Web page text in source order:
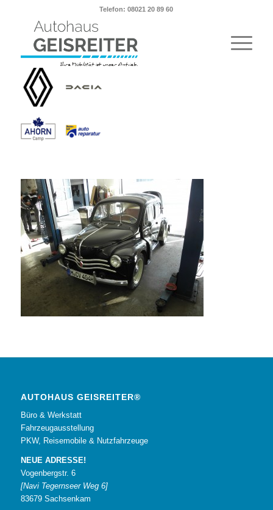
Telefon: 08021 20 89 60
AUTOHAUS GEISREITER®
Büro & Werkstatt
Fahrzeugausstellung
PKW, Reisemobile & Nutzfahrzeuge
NEUE ADRESSE!
Vogenbergstr. 6
[Navi Tegernseer Weg 6]
83679 Sachsenkam